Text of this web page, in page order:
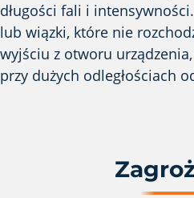
długości fali i
lub wiązki, które nie
wyjściu z otworu
przy dużych odległościach